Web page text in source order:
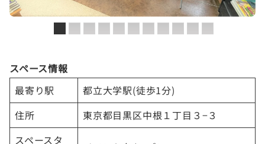
スペース情報
最寄り駅
都立大学駅(徒歩1分)
住所
東京都目黒区中根１丁目３−３
スペースタ